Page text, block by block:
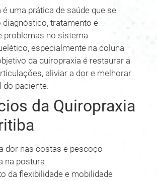
uma prática de saúde que se
diagnóstico, tratamento e
problemas no sistema
especialmente na coluna
da quiropraxia é restaurar a
aliviar a dor e melhorar
do paciente.
da Quiropraxia
dor nas costas e pescoço
na postura
da flexibilidade e mobilidade